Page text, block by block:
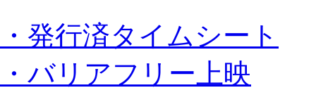
・発行済タイムシート
・バリアフリー上映